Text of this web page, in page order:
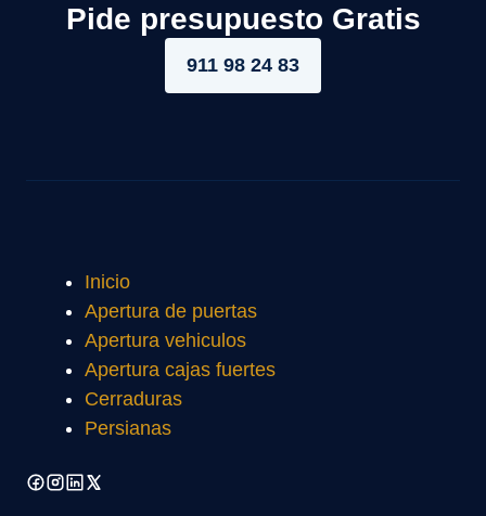
Pide presupuesto Gratis
911 98 24 83
Inicio
Apertura de puertas
Apertura vehiculos
Apertura cajas fuertes
Cerraduras
Persianas